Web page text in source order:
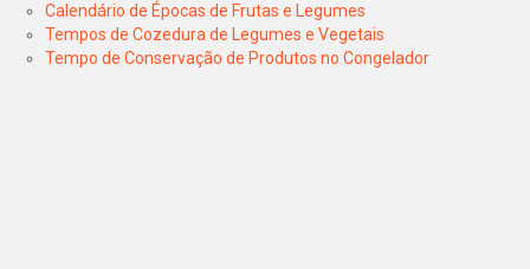
Calendário de Épocas de Frutas e Legumes
Tempos de Cozedura de Legumes e Vegetais
Tempo de Conservação de Produtos no Congelador